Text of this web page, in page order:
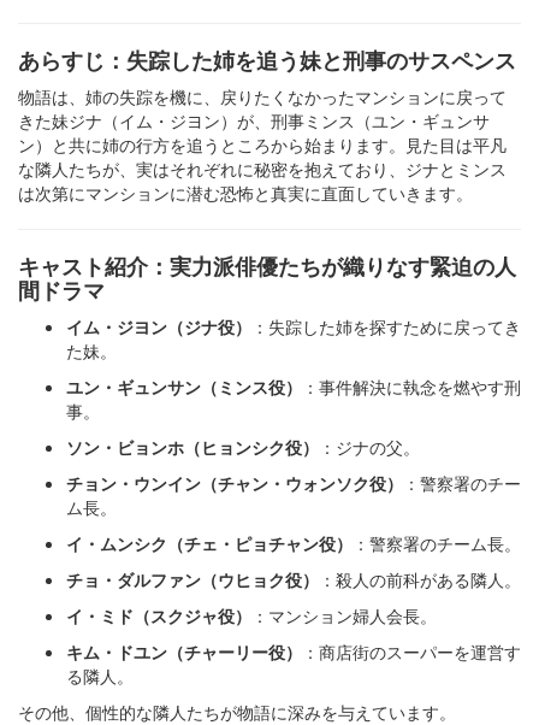
あらすじ：失踪した姉を追う妹と刑事のサスペンス
物語は、姉の失踪を機に、戻りたくなかったマンションに戻って
きた妹ジナ（イム・ジヨン）が、刑事ミンス（ユン・ギュンサ
ン）と共に姉の行方を追うところから始まります。見た目は平凡
な隣人たちが、実はそれぞれに秘密を抱えており、ジナとミンス
は次第にマンションに潜む恐怖と真実に直面していきます。
キャスト紹介：実力派俳優たちが織りなす緊迫の人
間ドラマ
イム・ジヨン（ジナ役）
：失踪した姉を探すために戻ってき
た妹。
ユン・ギュンサン（ミンス役）
：事件解決に執念を燃やす刑
事。
ソン・ビョンホ（ヒョンシク役）
：ジナの父。
チョン・ウンイン（チャン・ウォンソク役）
：警察署のチー
ム長。
イ・ムンシク（チェ・ピョチャン役）
：警察署のチーム長。
チョ・ダルファン（ウヒョク役）
：殺人の前科がある隣人。
イ・ミド（スクジャ役）
：マンション婦人会長。
キム・ドユン（チャーリー役）
：商店街のスーパーを運営す
る隣人。
その他、個性的な隣人たちが物語に深みを与えています。